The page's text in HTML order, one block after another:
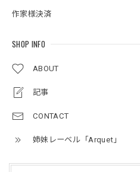
作家様決済
SHOP INFO
ABOUT
記事
CONTACT
姉妹レーベル「Arquet」